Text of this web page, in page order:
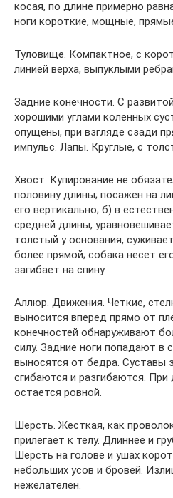
косая, по длине примерно
ноги короткие, мощные,
Туловище. Компактное, с
линией верха, выпуклыми
Задние конечности. С
хорошими углами коленных
опущены, при взгляде сзади
импульс. Лапы. Круглые, с
Хвост. Купирование не
половину длины; посажен на
его вертикально; б) в
средней длины,
толстый у основания,
более прямой; собака несет
загибает на спину.
Аллюр. Движения. Четкие,
выносится вперед прямо от
конечностей обнаруживают
силу. Задние ноги попадают в
выносятся от бедра. Суставы
сгибаются и разгибаются. При
остается ровной.
Шерсть. Жесткая, как
прилегает к телу. Длиннее и
Шерсть на голове и ушах
небольших усов и бровей.
нежелателен.